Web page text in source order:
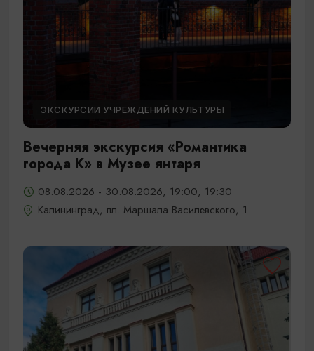
ЭКСКУРСИИ УЧРЕЖДЕНИЙ КУЛЬТУРЫ
Вечерняя экскурсия «Романтика
города К» в Музее янтаря
08.08.2026 - 30.08.2026, 19:00, 19:30
Калининград, пл. Маршала Василевского, 1